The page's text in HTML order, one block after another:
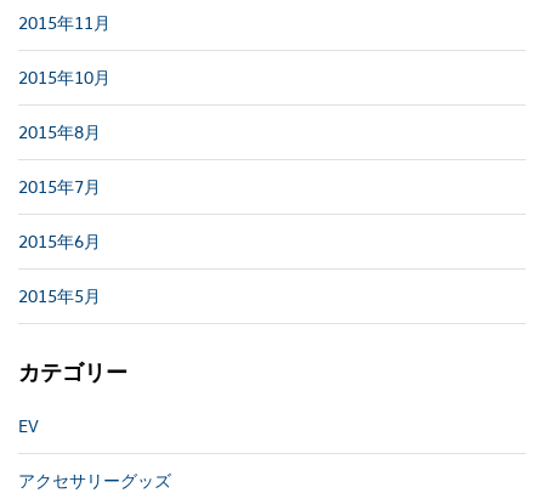
2015年11月
2015年10月
2015年8月
2015年7月
2015年6月
2015年5月
カテゴリー
EV
アクセサリーグッズ